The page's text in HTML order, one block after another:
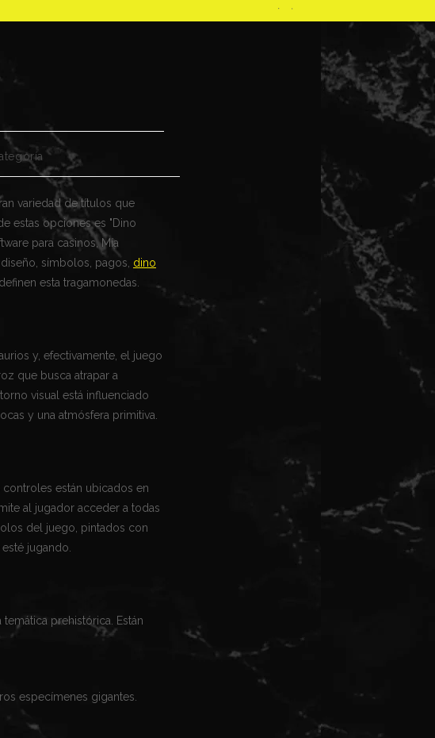
variedad de títulos que
estas opciones es "Dino
para casinos, Mía
símbolos, pagos, dino
esta tragamonedas.
y, efectivamente, el juego
que busca atrapar a
visual está influenciado
y una atmósfera primitiva.
controles están ubicados en
al jugador acceder a todas
del juego, pintados con
jugando.
prehistórica. Están
especímenes gigantes.